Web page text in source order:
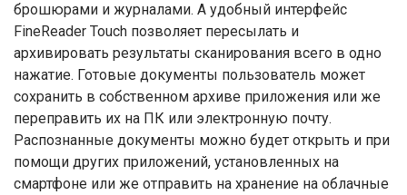
брошюрами и журналами. А удобный интерфейс
FineReader Touch позволяет пересылать и
архивировать результаты сканирования всего в одно
нажатие. Готовые документы пользователь может
сохранить в собственном архиве приложения или же
переправить их на ПК или электронную почту.
Распознанные документы можно будет открыть и при
помощи других приложений, установленных на
смартфоне или же отправить на хранение на облачные